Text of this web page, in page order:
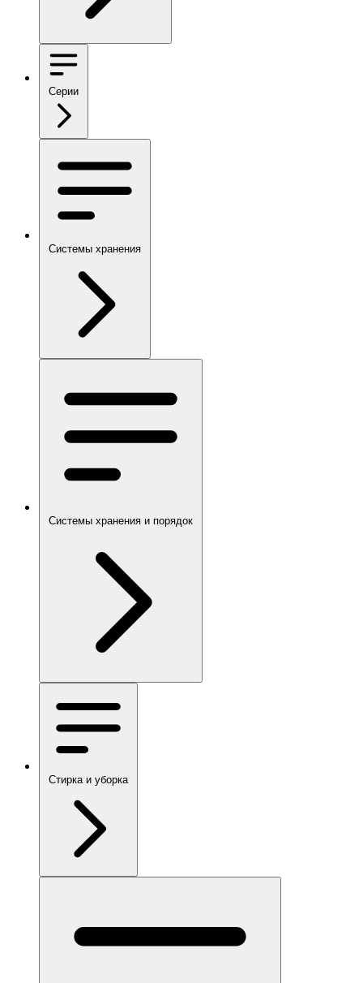
Серии
Системы хранения
Системы хранения и порядок
Стирка и уборка